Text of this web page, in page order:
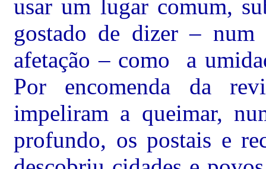
usar um lugar comum,
gostado de dizer – num
afetação – como a
Por encomenda da
impeliram a queimar,
profundo, os postais e